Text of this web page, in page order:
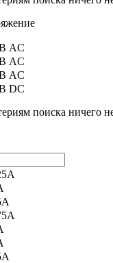
AC
AC
AC
DC
поиска ничего